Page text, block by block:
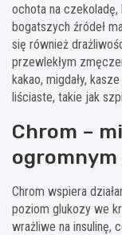
ochota na
bogatszych źródeł
się również
przewlekłym
kakao, migdały,
liściaste, takie jak
Chrom –
Chrom wspiera
poziom glukozy we
wrażliwe na insulinę,